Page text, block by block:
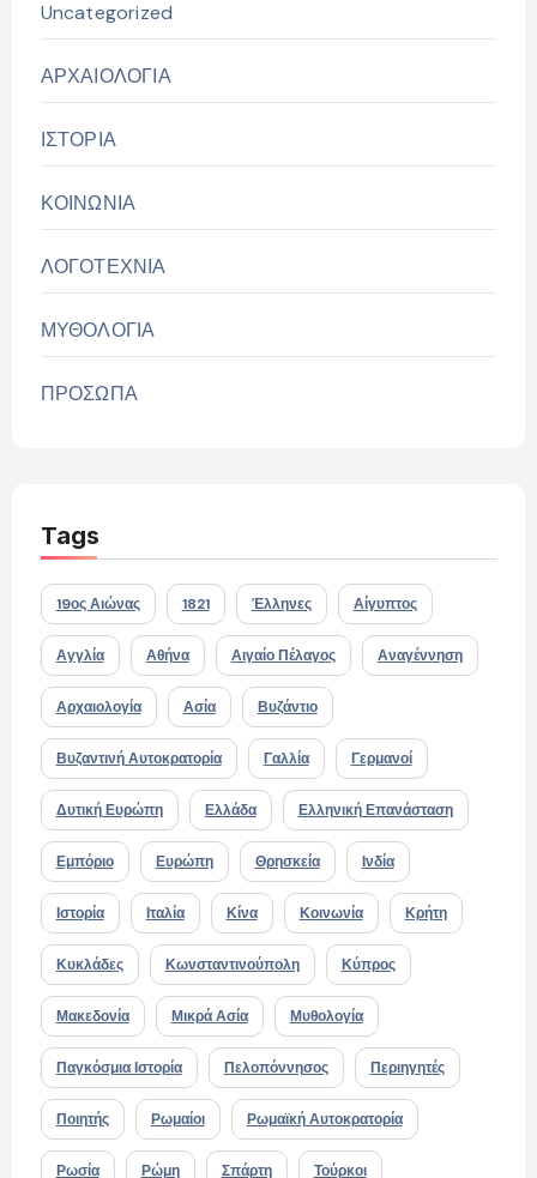
Uncategorized
ΑΡΧΑΙΟΛΟΓΙΑ
ΙΣΤΟΡΙΑ
ΚΟΙΝΩΝΙΑ
ΛΟΓΟΤΕΧΝΙΑ
ΜΥΘΟΛΟΓΙΑ
ΠΡΟΣΩΠΑ
Tags
19ος Αιώνας 1821 Έλληνες Αίγυπτος
Αγγλία Αθήνα Αιγαίο Πέλαγος Αναγέννηση
Αρχαιολογία Ασία Βυζάντιο
Βυζαντινή Αυτοκρατορία Γαλλία Γερμανοί
Δυτική Ευρώπη Ελλάδα Ελληνική Επανάσταση
Εμπόριο Ευρώπη Θρησκεία Ινδία
Ιστορία Ιταλία Κίνα Κοινωνία Κρήτη
Κυκλάδες Κωνσταντινούπολη Κύπρος
Μακεδονία Μικρά Ασία Μυθολογία
Παγκόσμια Ιστορία Πελοπόννησος Περιηγητές
Ποιητής Ρωμαίοι Ρωμαϊκή Αυτοκρατορία
Ρωσία Ρώμη Σπάρτη Τούρκοι